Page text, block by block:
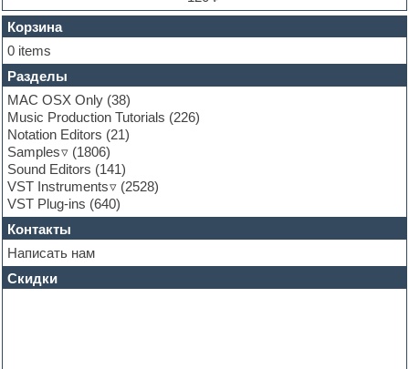
FL Studio
Flute
Folk samples
Fruityloops
Funk
Garritan
General MIDI kits
Guitar emulation
Guitar loops
Guitar processing and effects
Hands-up samples
Hardstyle
Heavy metal sample packs
Hip-hop
House music
Hypersonic
Jazz
Корзина
0 items
Разделы
MAC OSX Only (38)
Music Production Tutorials (226)
Notation Editors (21)
Samples
(1806)
Sound Editors (141)
VST Instruments
(2528)
VST Plug-ins (640)
Контакты
Написать нам
Скидки